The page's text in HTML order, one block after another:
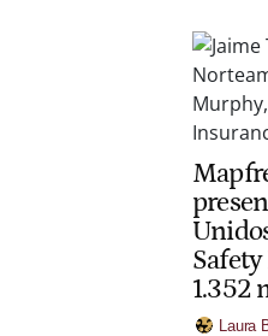
1.352
Laura